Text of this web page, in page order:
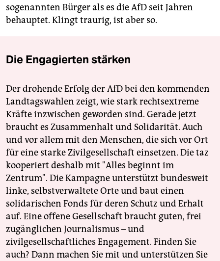
sogenannten Bürger als es die AfD seit Jahren
behauptet. Klingt traurig, ist aber so.
Die Engagierten stärken
Der drohende Erfolg der AfD bei den kommenden
Landtagswahlen zeigt, wie stark rechtsextreme
Kräfte inzwischen geworden sind. Gerade jetzt
braucht es Zusammenhalt und Solidarität. Auch
und vor allem mit den Menschen, die sich vor Ort
für eine starke Zivilgesellschaft einsetzen. Die taz
kooperiert deshalb mit "Alles beginnt im
Zentrum". Die Kampagne unterstützt bundesweit
linke, selbstverwaltete Orte und baut einen
solidarischen Fonds für deren Schutz und Erhalt
auf. Eine offene Gesellschaft braucht guten, frei
zugänglichen Journalismus – und
zivilgesellschaftliches Engagement. Finden Sie
auch? Dann machen Sie mit und unterstützen Sie